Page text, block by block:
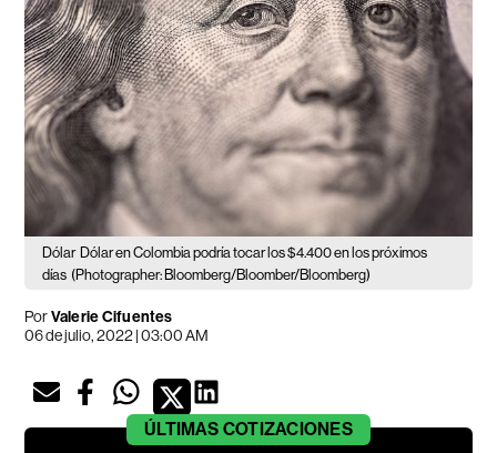
Dólar Dólar en Colombia podría tocar los $4.400 en los próximos
días (Photographer: Bloomberg/Bloomber/Bloomberg)
PorValerie Cifuentes
06 de julio, 2022 | 03:00 AM
ÚLTIMAS COTIZACIONES